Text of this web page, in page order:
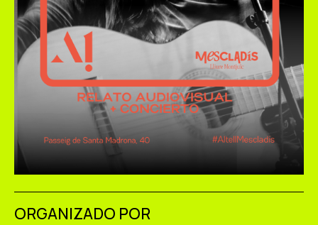
ORGANIZADO POR